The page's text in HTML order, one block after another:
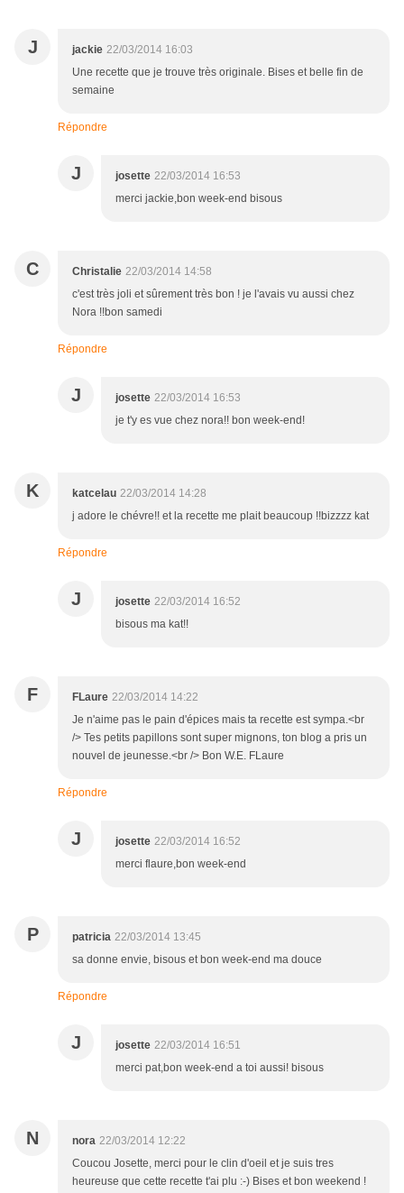
J jackie 22/03/2014 16:03
Une recette que je trouve très originale. Bises et belle fin de
semaine
Répondre
J josette 22/03/2014 16:53
merci jackie,bon week-end bisous
C Christalie 22/03/2014 14:58
c'est très joli et sûrement très bon ! je l'avais vu aussi chez
Nora !!bon samedi
Répondre
J josette 22/03/2014 16:53
je t'y es vue chez nora!! bon week-end!
K katcelau 22/03/2014 14:28
j adore le chévre!! et la recette me plait beaucoup !!bizzzz kat
Répondre
J josette 22/03/2014 16:52
bisous ma kat!!
F FLaure 22/03/2014 14:22
Je n'aime pas le pain d'épices mais ta recette est sympa.<br
/> Tes petits papillons sont super mignons, ton blog a pris un
nouvel de jeunesse.<br /> Bon W.E. FLaure
Répondre
J josette 22/03/2014 16:52
merci flaure,bon week-end
P patricia 22/03/2014 13:45
sa donne envie, bisous et bon week-end ma douce
Répondre
J josette 22/03/2014 16:51
merci pat,bon week-end a toi aussi! bisous
N nora 22/03/2014 12:22
Coucou Josette, merci pour le clin d'oeil et je suis tres
heureuse que cette recette t'ai plu :-) Bises et bon weekend !